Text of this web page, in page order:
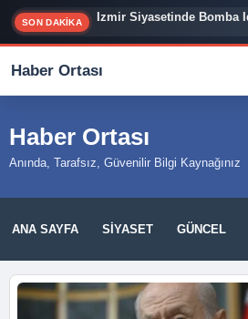
SON DAKİKA İzmir Siyasetinde Bomba
Haber Ortası
Haber Ortası
Anında, Tarafsız, Güvenilir Bilgi Kaynağınız
ANA SAYFA SIYASET GÜNCEL